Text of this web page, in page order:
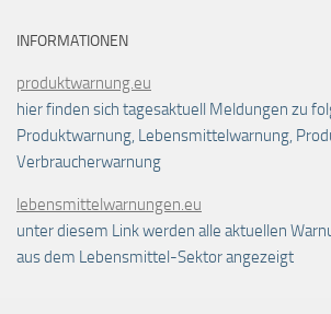
INFORMATIONEN
produktwarnung.eu
hier finden sich tagesaktuell Meldungen zu
Produktwarnung, Lebensmittelwarnung,
Verbraucherwarnung
lebensmittelwarnungen.eu
unter diesem Link werden alle aktuellen
aus dem Lebensmittel-Sektor angezeigt